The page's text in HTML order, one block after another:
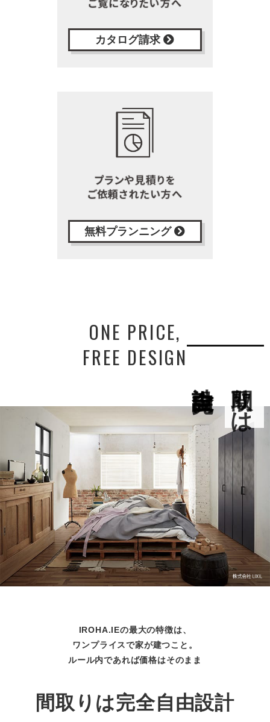
カタログ請求
無料プランニング
ONE PRICE,
FREE DESIGN
間取りは
IROHA.IEの最大の特徴は、
ワンプライスで家が建つこと。
ルール内であれば価格はそのまま
間取りは完全自由設計